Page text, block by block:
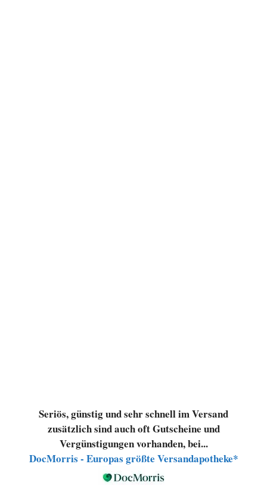
Seriös, günstig und sehr schnell im Versand
zusätzlich sind auch oft Gutscheine und
Vergünstigungen vorhanden, bei...
DocMorris - Europas größte Versandapotheke*